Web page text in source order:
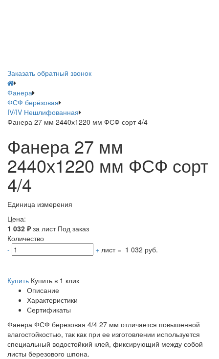
Заказать обратный звонок
Фанера
ФСФ берёзовая
IV/IV Нешлифованная
Фанера 27 мм 2440х1220 мм ФСФ сорт 4/4
Фанера 27 мм
2440х1220 мм ФСФ сорт
4/4
Единица измерения
Цена:
1 032 ₽за лист Под заказ
Количество
-
+ лист = 1 032 руб.
Купить Купить в 1 клик
Описание
Характеристики
Сертификаты
Фанера ФСФ березовая 4/4 27 мм отличается повышенной
влагостойкостью, так как при ее изготовлении используется
специальный водостойкий клей, фиксирующий между собой
листы березового шпона.